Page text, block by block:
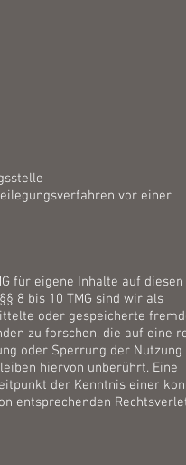
vor einer
für eigene Inhalte auf
8 bis 10 TMG sind wir als
oder gespeicherte
zu forschen, die auf eine
oder Sperrung der Nutzung
hiervon unberührt. Eine
der Kenntnis einer
entsprechenden